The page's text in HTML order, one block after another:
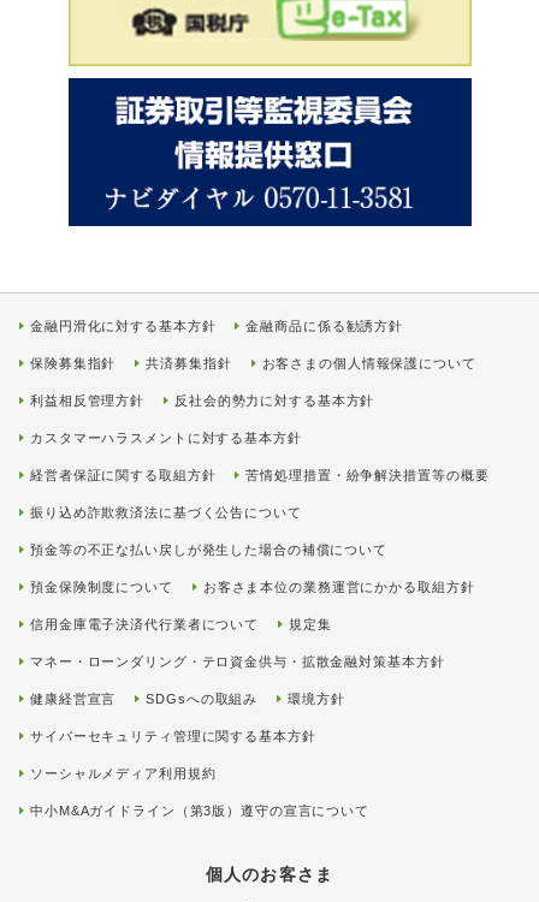
金融円滑化に対する基本方針 金融商品に係る勧誘方針
保険募集指針 共済募集指針 お客さまの個人情報保護について
利益相反管理方針 反社会的勢力に対する基本方針
カスタマーハラスメントに対する基本方針
経営者保証に関する取組方針 苦情処理措置・紛争解決措置等の概要
振り込め詐欺救済法に基づく公告について
預金等の不正な払い戻しが発生した場合の補償について
預金保険制度について お客さま本位の業務運営にかかる取組方針
信用金庫電子決済代行業者について 規定集
マネー・ローンダリング・テロ資金供与・拡散金融対策基本方針
健康経営宣言 SDGsへの取組み 環境方針
サイバーセキュリティ管理に関する基本方針
ソーシャルメディア利用規約
中小M&Aガイドライン（第3版）遵守の宣言について
個人のお客さま